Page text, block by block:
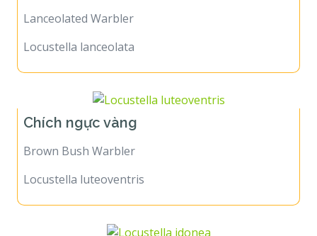
Lanceolated Warbler
Locustella lanceolata
Chích ngực vàng
Brown Bush Warbler
Locustella luteoventris